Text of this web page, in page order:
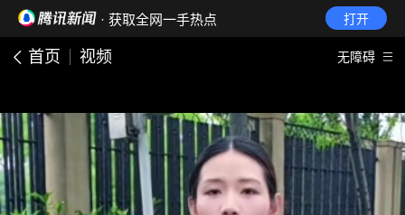
· 获取全网一手热点 打开
首页 视频 无障碍